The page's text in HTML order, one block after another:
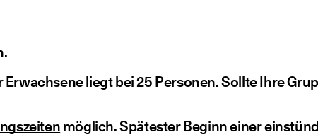
liegt bei 25 Per­so­nen. Soll­te Ihre
mög­lich. Spä­tes­ter Beginn einer